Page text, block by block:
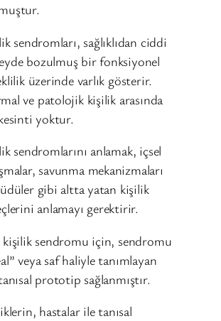
sendromları, sağlıklıdan ciddi
bozulmuş bir fonksiyonel
üzerinde varlık gösterir.
ve patolojik kişilik arasında
yoktur.
sendromlarını anlamak, içsel
savunma mekanizmaları
gibi altta yatan kişilik
anlamayı gerektirir.
kişilik sendromu için, sendromu
veya saf haliyle tanımlayan
prototip sağlanmıştır.
hastalar ile tanısal